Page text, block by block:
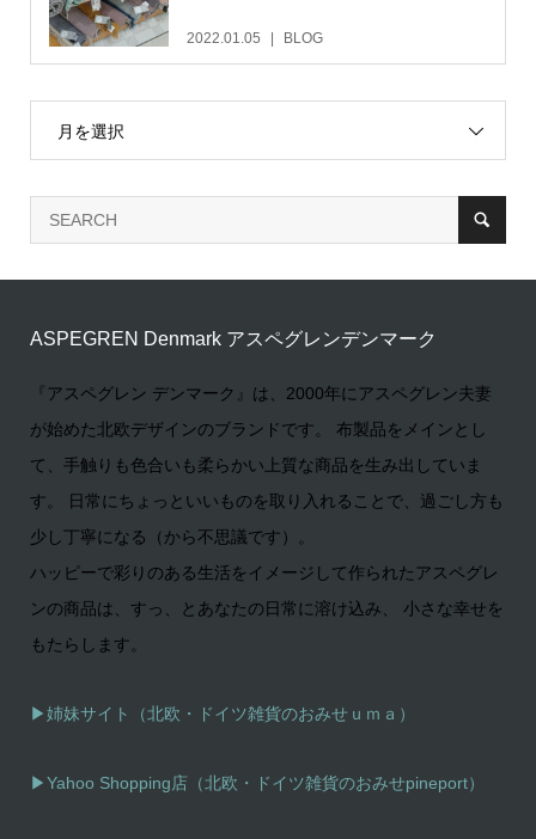
2022.01.05 BLOG
月を選択
ASPEGREN Denmark アスペグレンデンマーク
『アスペグレン デンマーク』は、2000年にアスペグレン夫妻
が始めた北欧デザインのブランドです。 布製品をメインとし
て、手触りも色合いも柔らかい上質な商品を生み出していま
す。 日常にちょっといいものを取り入れることで、過ごし方も
少し丁寧になる（から不思議です）。
ハッピーで彩りのある生活をイメージして作られたアスペグレ
ンの商品は、すっ、とあなたの日常に溶け込み、 小さな幸せを
もたらします。
▶姉妹サイト（北欧・ドイツ雑貨のおみせｕｍａ）
▶Yahoo Shopping店（北欧・ドイツ雑貨のおみせpineport）